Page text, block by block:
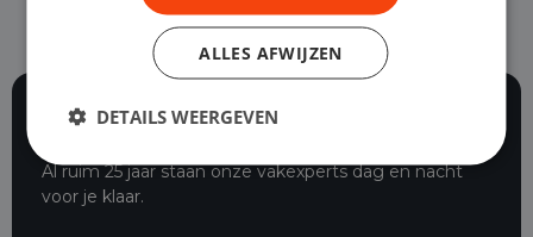
Al ruim 25 jaar staan onze vakexperts dag en nacht
voor je klaar.
ALLES AFWIJZEN
DETAILS WEERGEVEN